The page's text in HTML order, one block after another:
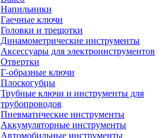
Напильники
Гаечные ключи
Головки и трещотки
Динамометрические инструменты
Аксессуары для электроинструментов
Отвертки
Г-образные ключи
Плоскогубцы
Трубные ключи и инструменты для
трубопроводов
Пневматические инструменты
Аккумуляторные инструменты
Автомобильные инструменты